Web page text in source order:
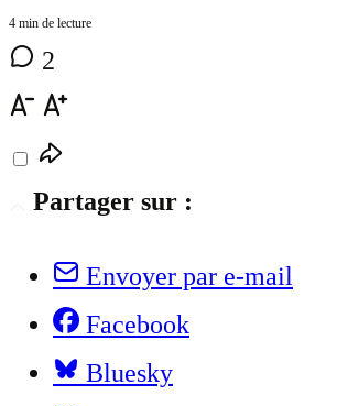
4 min de lecture
2
Partager sur :
Envoyer par e-mail
Facebook
Bluesky